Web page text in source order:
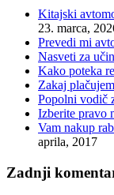
Kitajski
23. marca,
Prevedi mi
Nasveti za
Kako poteka
Zakaj
Popolni vodič
Izberite pravo
Vam nakup
aprila, 2017
Zadnji